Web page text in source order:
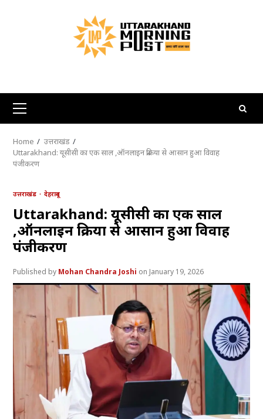
Primary
Menu
Home
उत्तराखंड
Uttarakhand: यूसीसी का एक साल ,ऑनलाइन प्रक्रिया से आसान हुआ विवाह
पंजीकरण
उत्तराखंड देहरादून
Uttarakhand: यूसीसी का एक साल
,ऑनलाइन प्रक्रिया से आसान हुआ विवाह
पंजीकरण
Mohan Chandra Joshi January 19, 2026